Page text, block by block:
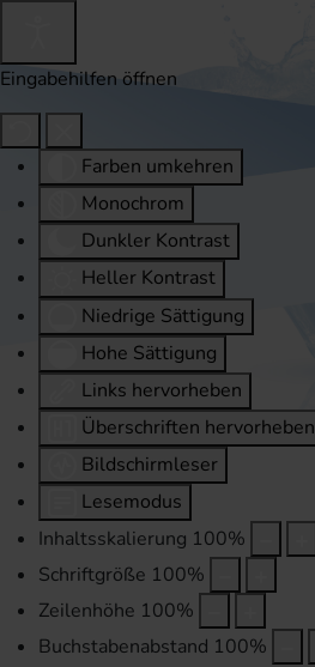
Eingabehilfen öffnen
Farben umkehren
Monochrom
Dunkler Kontrast
Heller Kontrast
Niedrige Sättigung
Hohe Sättigung
Links hervorheben
Überschriften hervorheben
Bildschirmleser
Lesemodus
Inhaltsskalierung 100%
Schriftgröße 100%
Zeilenhöhe 100%
Buchstabenabstand 100%